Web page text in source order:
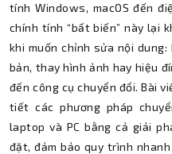
tính Windows, macOS đến
chính tính “bất biến” này lại
khi muốn chỉnh sửa nội
bản, thay hình ảnh hay hiệu
đến công cụ chuyển đổi. Bài
tiết các phương pháp
laptop và PC bằng cả giải
đặt, đảm bảo quy trình